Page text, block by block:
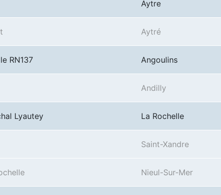
Aytre
Aytré
RN137 Angoulins
Andilly
Lyautey La Rochelle
Saint-Xandre
Nieul-Sur-Mer